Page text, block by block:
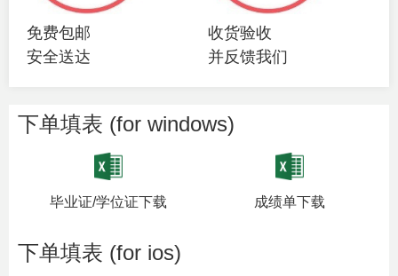
免费包邮
安全送达
收货验收
并反馈我们
下单填表 (for windows)
毕业证/学位证下载 成绩单下载
下单填表 (for ios)